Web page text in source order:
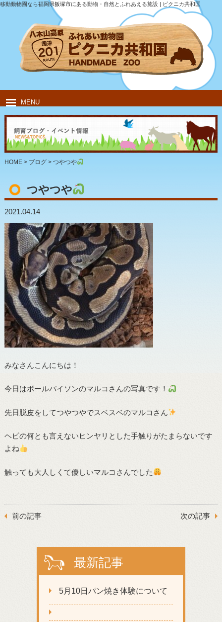
移動動物園なら福岡県飯塚市にある動物・自然とふれあえる施設 | ピクニカ共和国
MENU
HOME ピクニカ共和国について 動物紹介 移動動物園
飲食・キャンプ 団体のお客様
HOME> ブログ> つやつや
つやつや
2021.04.14
みなさんこんにちは！
今日はボールパイソンのマルコさんの写真です！
先日脱皮をしてつやつやでスベスベのマルコさん
ヘビの何とも言えないヒンヤリとした手触りがたまらないです
よね
触っても大人しくて優しいマルコさんでした
前の記事 次の記事
最新記事
5月10日パン焼き体験について